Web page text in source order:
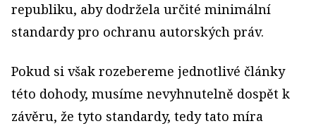
republiku, aby dodržela určité minimální
standardy pro ochranu autorských práv.
Pokud si však rozebereme jednotlivé články
této dohody, musíme nevyhnutelně dospět k
závěru, že tyto standardy, tedy tato míra